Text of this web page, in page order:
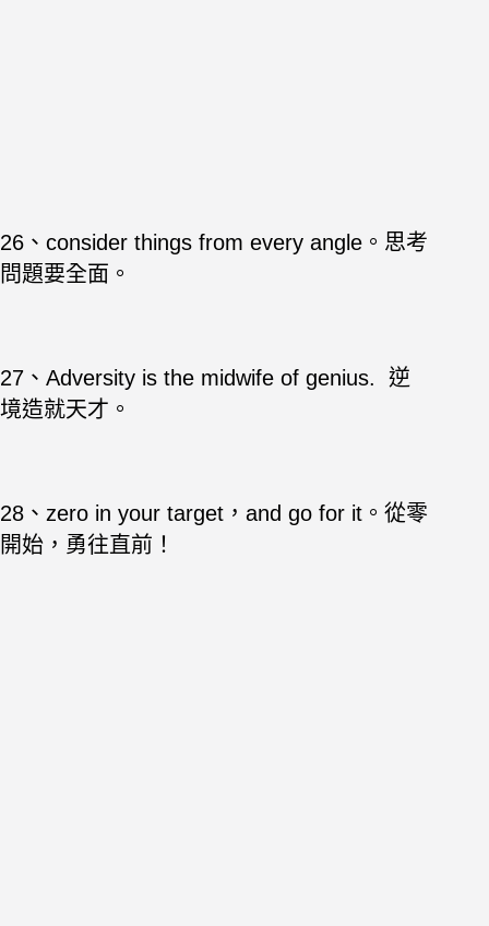
26、consider things from every angle。思考
問題要全面。
27、Adversity is the midwife of genius. 逆
境造就天才。
28、zero in your target，and go for it。從零
開始，勇往直前！